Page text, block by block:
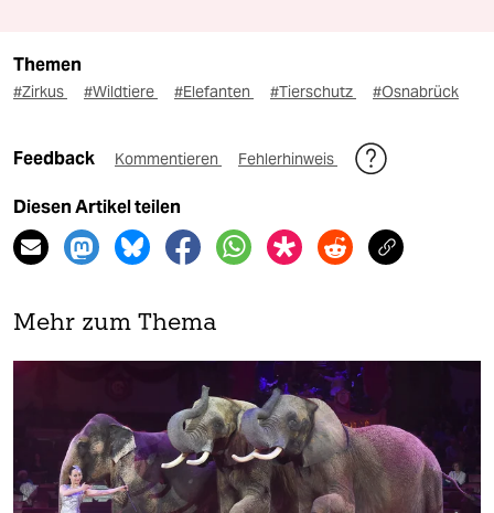
Themen
#Zirkus #Wildtiere #Elefanten #Tierschutz #Osnabrück
Feedback Kommentieren Fehlerhinweis
Diesen Artikel teilen
Mehr zum Thema